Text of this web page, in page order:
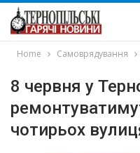
Home Самоврядування
8 червня у
чотирьох